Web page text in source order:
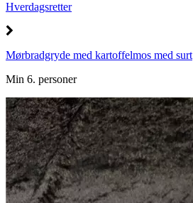
Hverdagsretter
Mørbradgryde med kartoffelmos med surt
Min 6. personer